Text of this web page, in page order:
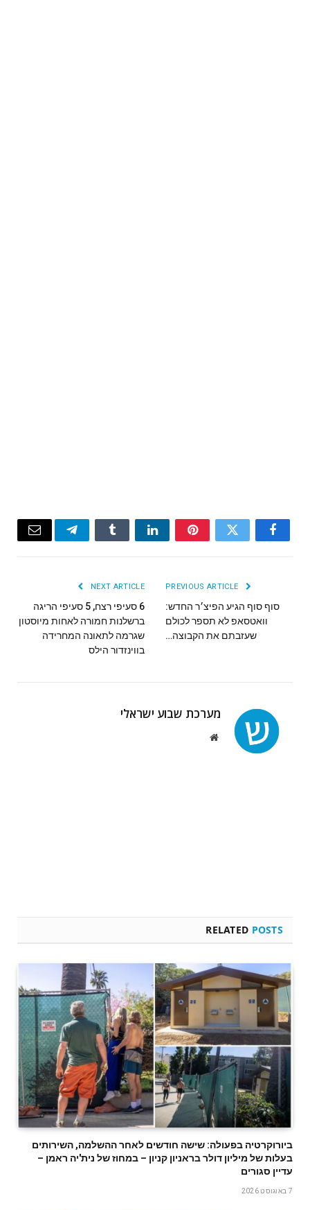
Facebook
Twitter
Pinterest
LinkedIn
Tumblr
Telegram
Email
סוף סוף הגיע הפיצ׳ר החדש:
וואטסאפ לא תספר לכולם
שעזבתם את הקבוצה…
NEXT ARTICLE
6 סעיפי רצח, 5 סעיפי הריגה
ברשלנות חמורה לאחות מיוסטון
שגרמה לתאונה המחרידה
בווינזדור הילס
מערכת שבוע ישראלי
Website
RELATED POSTS
ביורוקרטיה בפעולה: שישה חודשים לאחר ההשלמה, השירותים
בעלות של מיליון דולר בראניון קניון – במחוז של נית'יה ראמן –
עדיין סגורים
7 באוגוסט 2026